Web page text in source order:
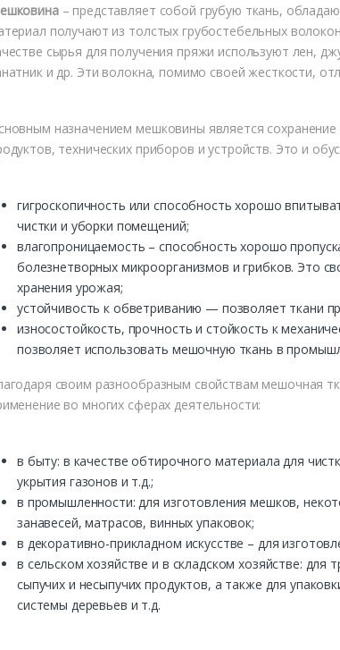
– представляет собой грубую ткань,
получают из толстых грубостебельных
сырья для получения пряжи используют лен,
и др. Эти волокна, помимо своей жесткости,
назначением мешковины является
технических приборов и устройств. Это и
гигроскопичность или способность хорошо
чистки и уборки помещений;
влагопроницаемость – способность хорошо
болезнетворных микроорганизмов и грибков. Это
хранения урожая;
устойчивость к обветриванию — позволяет ткани
износостойкость, прочность и стойкость к
позволяет использовать мешочную ткань в
своим разнообразным свойствам мешочная
во многих сферах деятельности:
в быту: в качестве обтирочного материала для
укрытия газонов и т.д.;
в промышленности: для изготовления мешков,
занавесей, матрасов, винных упаковок;
в декоративно-прикладном искусстве – для
в сельском хозяйстве и в складском хозяйстве:
сыпучих и несыпучих продуктов, а также для
системы деревьев и т.д.